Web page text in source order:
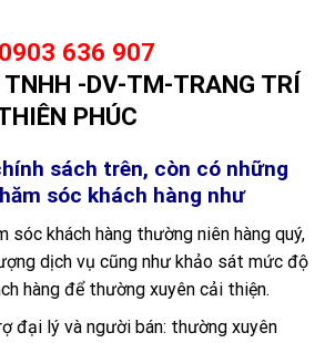
636 907
sách trên, còn có những
sóc khách hàng như
sóc khách hàng thường niên hàng quý,
dịch vụ cũng như khảo sát mức độ
hàng để thường xuyên cải thiện.
đại lý và người bán: thường xuyên